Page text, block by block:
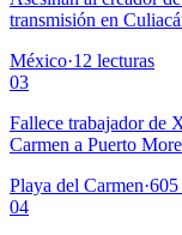
transmisión en
México·12 lecturas
03
Fallece trabajador de
Carmen a Puerto
Playa del Carmen·605
04